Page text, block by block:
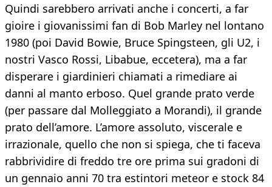
Quindi sarebbero arrivati anche i concerti, a far
gioire i giovanissimi fan di Bob Marley nel lontano
1980 (poi David Bowie, Bruce Spingsteen, gli U2, i
nostri Vasco Rossi, Libabue, eccetera), ma a far
disperare i giardinieri chiamati a rimediare ai
danni al manto erboso. Quel grande prato verde
(per passare dal Molleggiato a Morandi), il grande
prato dell’amore. L’amore assoluto, viscerale e
irrazionale, quello che non si spiega, che ti faceva
rabbrividire di freddo tre ore prima sui gradoni di
un gennaio anni 70 tra estintori meteor e stock 84